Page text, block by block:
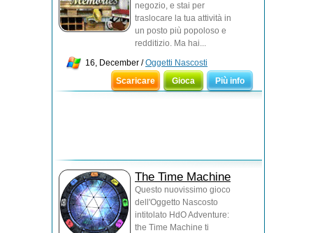
negozio, e stai per
traslocare la tua attività in
un posto più popoloso e
redditizio. Ma hai...
16, December /Oggetti Nascosti
Scaricare
Gioca Più info
The Time Machine
Questo nuovissimo gioco
dell'Oggetto Nascosto
intitolato HdO Adventure:
the Time Machine ti